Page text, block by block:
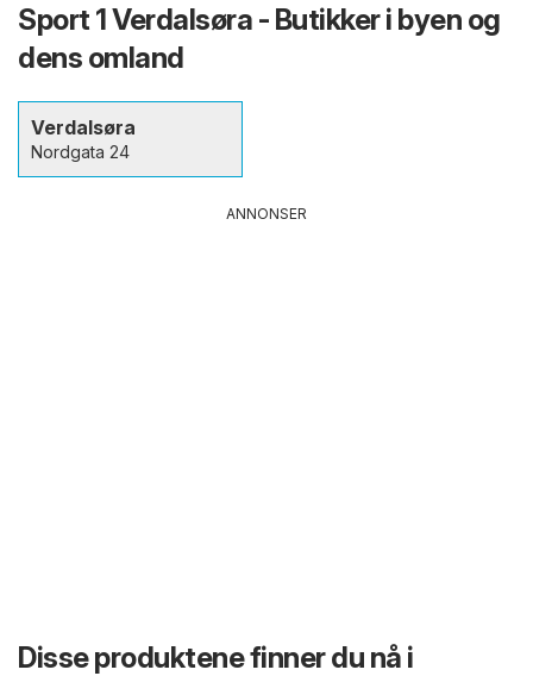
Sport 1 Verdalsøra - Butikker i byen og
dens omland
Verdalsøra
Nordgata 24
ANNONSER
Disse produktene finner du nå i